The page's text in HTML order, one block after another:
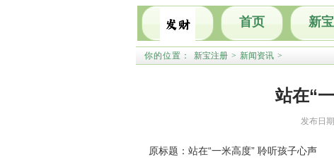
首页 新
你的位置： 新宝注册 > 新闻资讯 >
站在“
发布日
原标题：站在“一米高度” 聆听孩子心声